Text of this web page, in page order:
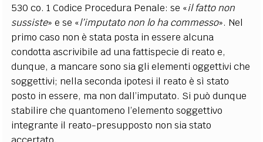
530 co. 1 Codice Procedura Penale: se «il fatto non
sussiste» e se «l’imputato non lo ha commesso». Nel
primo caso non è stata posta in essere alcuna
condotta ascrivibile ad una fattispecie di reato e,
dunque, a mancare sono sia gli elementi oggettivi che
soggettivi; nella seconda ipotesi il reato è sì stato
posto in essere, ma non dall’imputato. Si può dunque
stabilire che quantomeno l’elemento soggettivo
integrante il reato-presupposto non sia stato